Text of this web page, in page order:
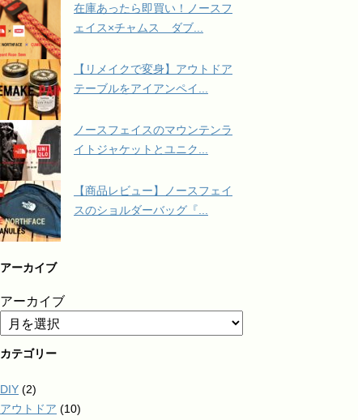
在庫あったら即買い！ノースフ
ェイス×チャムス ダブ...
【リメイクで変身】アウトドア
テーブルをアイアンペイ...
ノースフェイスのマウンテンラ
イトジャケットとユニク...
【商品レビュー】ノースフェイ
スのショルダーバッグ『...
アーカイブ
アーカイブ
カテゴリー
DIY (2)
アウトドア (10)